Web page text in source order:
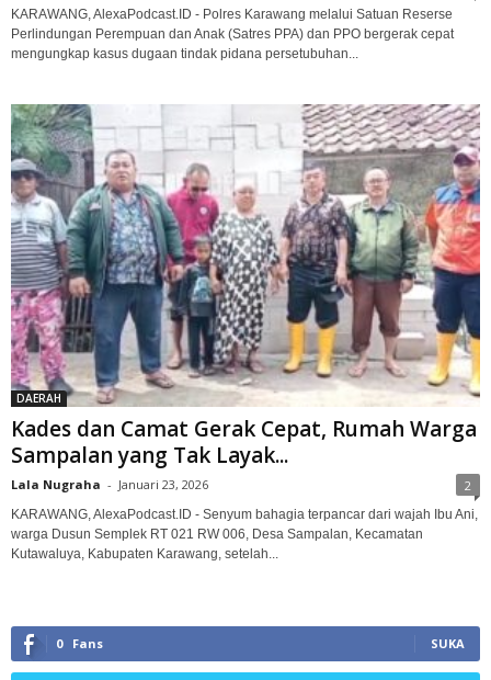
KARAWANG, AlexaPodcast.ID - Polres Karawang melalui Satuan Reserse
Perlindungan Perempuan dan Anak (Satres PPA) dan PPO bergerak cepat
mengungkap kasus dugaan tindak pidana persetubuhan...
DAERAH
Kades dan Camat Gerak Cepat, Rumah Warga
Sampalan yang Tak Layak...
Lala Nugraha - Januari 23, 2026 2
KARAWANG, AlexaPodcast.ID - Senyum bahagia terpancar dari wajah Ibu Ani,
warga Dusun Semplek RT 021 RW 006, Desa Sampalan, Kecamatan
Kutawaluya, Kabupaten Karawang, setelah...
0 Fans SUKA